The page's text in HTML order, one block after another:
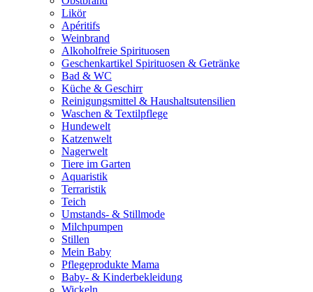
Likör
Apéritifs
Weinbrand
Alkoholfreie Spirituosen
Geschenkartikel Spirituosen & Getränke
Bad & WC
Küche & Geschirr
Reinigungsmittel & Haushaltsutensilien
Waschen & Textilpflege
Hundewelt
Katzenwelt
Nagerwelt
Tiere im Garten
Aquaristik
Terraristik
Teich
Umstands- & Stillmode
Milchpumpen
Stillen
Mein Baby
Pflegeprodukte Mama
Baby- & Kinderbekleidung
Wickeln